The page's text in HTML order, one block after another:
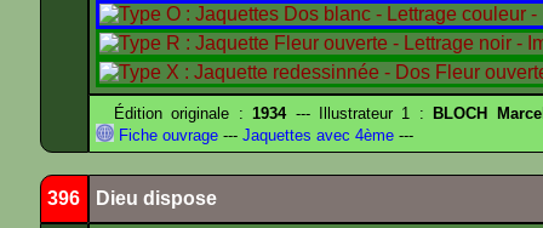
Édition originale :1934--- Illustrateur 1 :
BLOCH
Fiche ouvrage --- Jaquettes avec 4ème ---
396 Dieu dispose